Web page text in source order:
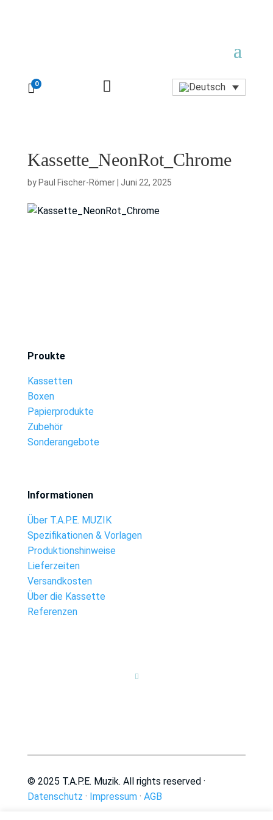
0 
Kassette_NeonRot_Chrome
by Paul Fischer-Römer| Juni 22, 2025
Proukte
Kassetten
Boxen
Papierprodukte
Zubehör
Sonderangebote
Informationen
Über T.A.P.E. MUZIK
Spezifikationen & Vorlagen
Produktionshinweise
Lieferzeiten
Versandkosten
Über die Kassette
Referenzen

© 2025 T.A.P.E. Muzik. All rights reserved ·
Datenschutz · Impressum· AGB